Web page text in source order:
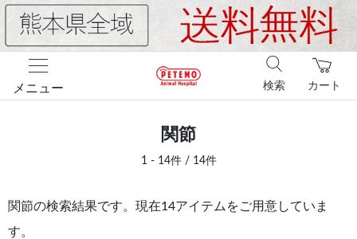
メニュー カート
検索
関節
1 - 14件 / 14件
関節の検索結果です。現在14アイテムをご用意していま
す。